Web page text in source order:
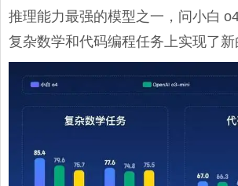
推理能力最强的模型之一，问小白
复杂数学和代码编程任务上实现了新